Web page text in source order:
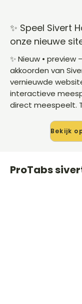
✨ Speel Sivert
onze nieuwe
✨ Nieuw •
akkoorden van
vernieuwde
interactieve
direct meespeelt.
ProTabs